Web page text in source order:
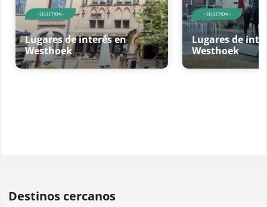
- SELECTION -
Lugares de interés en
Westhoek
- SELECTION -
Lugares de
Westhoek
Destinos cercanos